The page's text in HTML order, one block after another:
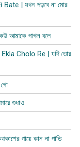
| যখন পড়বে না মোর
আমাকে পাগল বলে
Cholo Re | যদি তোর
শুধাও
গায়ে কান না পাতি